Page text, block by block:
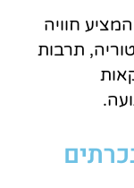
חוויה
תרבות